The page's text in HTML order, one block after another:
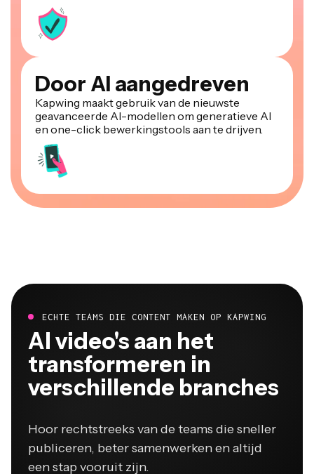
Door AI aangedreven
Kapwing maakt gebruik van de nieuwste
geavanceerde AI-modellen om generatieve AI
en one-click bewerkingstools aan te drijven.
ECHTE TEAMS DIE CONTENT MAKEN OP KAPWING
Al video's aan het
transformeren in
verschillende branches
Hoor rechtstreeks van de teams die sneller
publiceren, beter samenwerken en altijd
een stap vooruit zijn.